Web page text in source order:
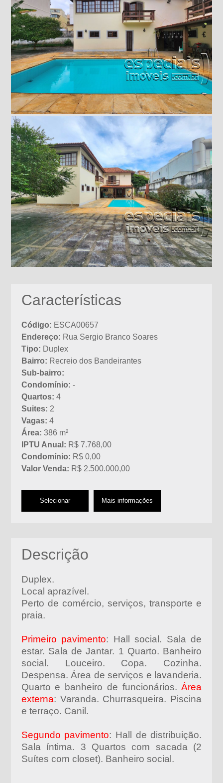
Descrição
Duplex.
Local aprazível.
Perto de comércio, serviços, transporte e
praia.
Primeiro pavimento: Hall social. Sala de
estar. Sala de Jantar. 1 Quarto. Banheiro
social. Louceiro. Copa. Cozinha.
Despensa. Área de serviços e lavanderia.
Quarto e banheiro de funcionários.Área
externa: Varanda. Churrasqueira. Piscina
e terraço. Canil.
Segundo pavimento: Hall de distribuição.
Sala íntima. 3 Quartos com sacada (2
Suítes com closet). Banheiro social.
Características
Código: ESCA00657
Endereço: Rua Sergio Branco Soares
Tipo: Duplex
Bairro: Recreio dos Bandeirantes
Sub-bairro:
Condomínio: -
Quartos: 4
Suites: 2
Vagas: 4
Área: 386 m²
IPTU Anual: R$ 7.768,00
Condomínio: R$ 0,00
Valor Venda: R$ 2.500.000,00
Selecionar Mais informações